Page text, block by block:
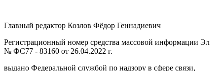
Главный редактор Козлов Фёдор Геннадиевич
Регистрационный номер средства массовой информации Эл
№ ФС77 - 83160 от 26.04.2022 г.
выдано Федеральной службой по надзору в сфере связи,